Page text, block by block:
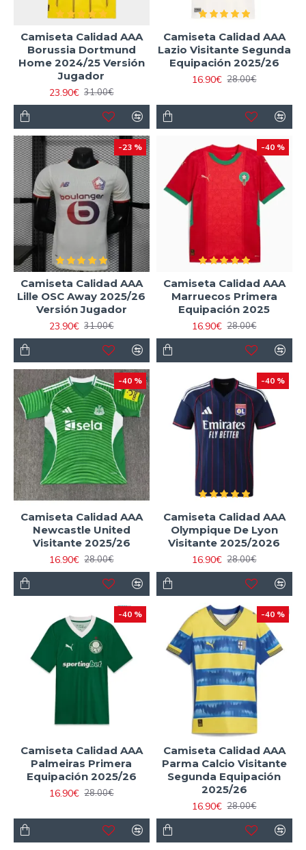
Camiseta Calidad AAA
Borussia Dortmund
Home 2024/25 Versión
Jugador
23.90€ 31.00€
Camiseta Calidad AAA
Lazio Visitante Segunda
Equipación 2025/26
16.90€ 28.00€
-23 %
Camiseta Calidad AAA
Lille OSC Away 2025/26
Versión Jugador
23.90€ 31.00€
-40 %
Camiseta Calidad AAA
Marruecos Primera
Equipación 2025
16.90€ 28.00€
-40 %
Camiseta Calidad AAA
Newcastle United
Visitante 2025/26
16.90€ 28.00€
-40 %
Camiseta Calidad AAA
Olympique De Lyon
Visitante 2025/2026
16.90€ 28.00€
-40 %
Camiseta Calidad AAA
Palmeiras Primera
Equipación 2025/26
16.90€ 28.00€
-40 %
Camiseta Calidad AAA
Parma Calcio Visitante
Segunda Equipación
2025/26
16.90€ 28.00€